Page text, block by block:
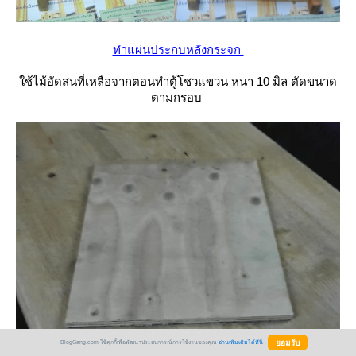
ทำแผ่นประกบหลังกระจก
ช้ไม้อัดสนที่เหลือจากตอนทำตู้โชวแขวน หนา 10 มิล ตัดขนาด
ตามกรอบ
BlogGang.com ใช้คุกกี้เพื่อพัฒนาประสบการณ์การใช้งานของคุณ อ่านเพิ่มเติมได้ที่นี่